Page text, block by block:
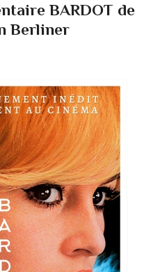
BARDOT de
Berliner